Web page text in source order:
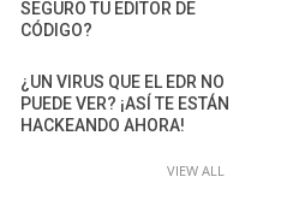
SEGURO TU EDITOR DE
CÓDIGO?
¿UN VIRUS QUE EL EDR NO
PUEDE VER? ¡ASÍ TE ESTÁN
HACKEANDO AHORA!
VIEW ALL